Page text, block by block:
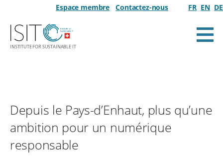
contenu
Espace membre Contactez-nous FR EN DE
INSTITUTE FOR SUSTAINABLE IT
Depuis le Pays-d’Enhaut, plus qu’une
ambition pour un numérique
responsable